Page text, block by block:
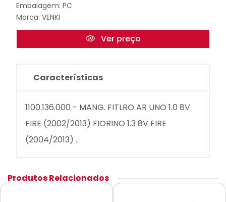
Embalagem: PC
Marca: VENKI
Ver preço
Características
1100.136.000 - MANG. FITLRO AR UNO 1.0 8V
FIRE (2002/2013) FIORINO 1.3 8V FIRE
(2004/2013) ..
Produtos Relacionados